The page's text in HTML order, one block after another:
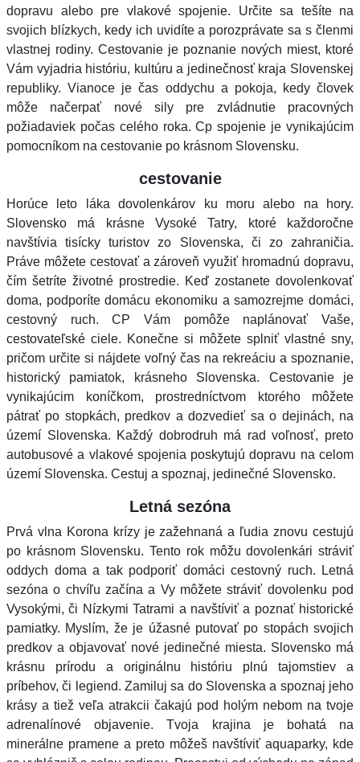
dopravu alebo pre vlakové spojenie. Určite sa tešíte na
svojich blízkych, kedy ich uvidíte a porozprávate sa s členmi
vlastnej rodiny. Cestovanie je poznanie nových miest, ktoré
Vám vyjadria históriu, kultúru a jedinečnosť kraja Slovenskej
republiky. Vianoce je čas oddychu a pokoja, kedy človek
môže načerpať nové sily pre zvládnutie pracovných
požiadaviek počas celého roka. Cp spojenie je vynikajúcim
pomocníkom na cestovanie po krásnom Slovensku.
cestovanie
Horúce leto láka dovolenkárov ku moru alebo na hory.
Slovensko má krásne Vysoké Tatry, ktoré každoročne
navštívia tisícky turistov zo Slovenska, či zo zahraničia.
Práve môžete cestovať a zároveň využiť hromadnú dopravu,
čím šetríte životné prostredie. Keď zostanete dovolenkovať
doma, podporíte domácu ekonomiku a samozrejme domáci,
cestovný ruch. CP Vám pomôže naplánovať Vaše,
cestovateľské ciele. Konečne si môžete splniť vlastné sny,
pričom určite si nájdete voľný čas na rekreáciu a spoznanie,
historický pamiatok, krásneho Slovenska. Cestovanie je
vynikajúcim koníčkom, prostredníctvom ktorého môžete
pátrať po stopkách, predkov a dozvedieť sa o dejinách, na
území Slovenska. Každý dobrodruh má rad voľnosť, preto
autobusové a vlakové spojenia poskytujú dopravu na celom
území Slovenska. Cestuj a spoznaj, jedinečné Slovensko.
Letná sezóna
Prvá vlna Korona krízy je zažehnaná a ľudia znovu cestujú
po krásnom Slovensku. Tento rok môžu dovolenkári stráviť
oddych doma a tak podporiť domáci cestovný ruch. Letná
sezóna o chvíľu začína a Vy môžete stráviť dovolenku pod
Vysokými, či Nízkymi Tatrami a navštíviť a poznať historické
pamiatky. Myslím, že je úžasné putovať po stopách svojich
predkov a objavovať nové jedinečné miesta. Slovensko má
krásnu prírodu a originálnu históriu plnú tajomstiev a
príbehov, či legiend. Zamiluj sa do Slovenska a spoznaj jeho
krásy a tiež veľa atrakcii čakajú pod holým nebom na tvoje
adrenalínové objavenie. Tvoja krajina je bohatá na
minerálne pramene a preto môžeš navštíviť aquaparky, kde